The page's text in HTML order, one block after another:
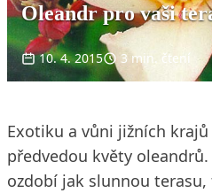
Oleandr pro vaši
10. 4. 2015 3 min. čtení
Exotiku a vůni jižních
předvedou květy
ozdobí jak slunnou